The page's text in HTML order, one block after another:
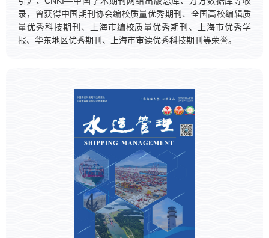
录，曾获得中国期刊协会编校质量优秀期刊、全国高校编辑质
量优秀科技期刊、上海市编校质量优秀期刊、上海市优秀学
报、华东地区优秀期刊、上海市审读优秀科技期刊等荣誉。